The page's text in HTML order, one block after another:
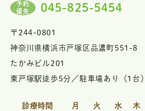
予約
優先
045-825-5454
〒244-0801
神奈川県横浜市戸塚区品濃町551-8
たかみビル201
東戸塚駅徒歩5分／駐車場あり（1台）
診療時間 月 火 水 木